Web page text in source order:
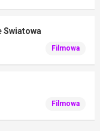
Swiatowa
Filmowa
Filmowa